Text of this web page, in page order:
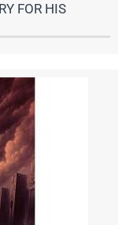
FOR HIS